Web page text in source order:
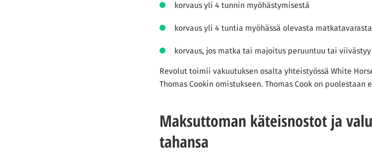
korvaus yli 4 tunnin myöhästymisestä
korvaus yli 4 tuntia myöhässä olevasta matkatavarasta
korvaus, jos matka tai majoitus peruuntuu tai
Revolut toimii vakuutuksen osalta yhteistyössä White
Thomas Cookin omistukseen. Thomas Cook on
Maksuttoman käteisnostot ja
tahansa